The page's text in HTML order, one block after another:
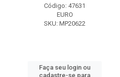
Código: 47631
EURO
SKU: MP20622
Faça seu login ou
cadastre-se para